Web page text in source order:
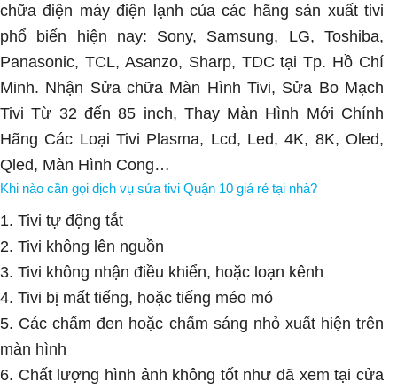
chữa điện máy điện lạnh của các hãng sản xuất tivi
phổ biến hiện nay: Sony, Samsung, LG, Toshiba,
Panasonic, TCL, Asanzo, Sharp, TDC tại Tp. Hồ Chí
Minh. Nhận Sửa chữa Màn Hình Tivi, Sửa Bo Mạch
Tivi Từ 32 đến 85 inch, Thay Màn Hình Mới Chính
Hãng Các Loại Tivi Plasma, Lcd, Led, 4K, 8K, Oled,
Qled, Màn Hình Cong…
Khi nào cần gọi dịch vụ sửa tivi Quận 10 giá rẻ tại nhà?
1. Tivi tự động tắt
2. Tivi không lên nguồn
3. Tivi không nhận điều khiển, hoặc loạn kênh
4. Tivi bị mất tiếng, hoặc tiếng méo mó
5. Các chấm đen hoặc chấm sáng nhỏ xuất hiện trên
màn hình
6. Chất lượng hình ảnh không tốt như đã xem tại cửa